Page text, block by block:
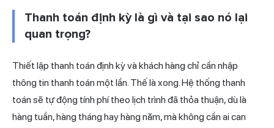
Thanh toán định kỳ là gì và tại sao nó lại
quan trọng?
Thiết lập thanh toán định kỳ và khách hàng chỉ cần nhập
thông tin thanh toán một lần. Thế là xong. Hệ thống thanh
toán sẽ tự động tính phí theo lịch trình đã thỏa thuận, dù là
hàng tuần, hàng tháng hay hàng năm, mà không cần ai can